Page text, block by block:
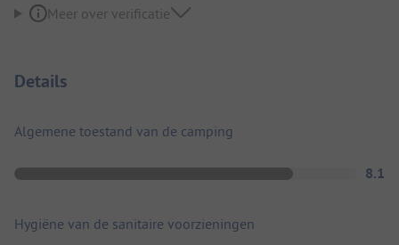
Meer over verificatie
Details
Algemene toestand van de camping
8.1
Hygiëne van de sanitaire voorzieningen